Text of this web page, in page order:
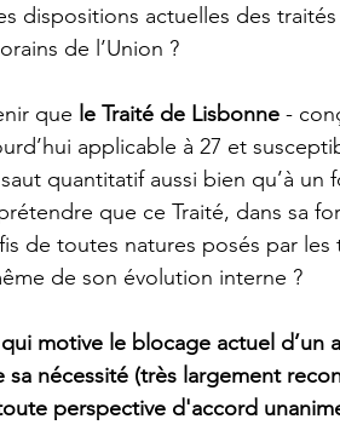
dispositions actuelles des
de l’Union ?
que le Traité de Lisbonne -
applicable à 27 et
quantitatif aussi bien qu’à un
que ce Traité, dans sa
de toutes natures posés par
de son évolution interne ?
motive le blocage actuel d’un
nécessité (très largement
perspective d'accord